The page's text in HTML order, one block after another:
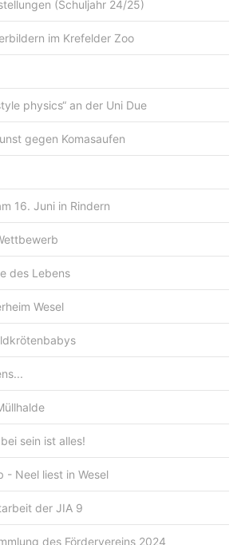
(Schuljahr 24/25)
im Krefelder Zoo
physics“ an der Uni Due
gegen Komasaufen
16. Juni in Rindern
des Lebens
Wesel
sein ist alles!
- Neel liest in Wesel
der JIA 9
des Fördervereins 2024